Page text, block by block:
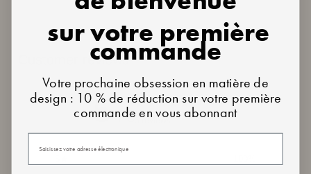
Customer reviews
5 / 5
sur votre première
commande
Votre prochaine obsession en matière de
design : 10 % de réduction sur votre première
commande en vous abonnant
Votre email